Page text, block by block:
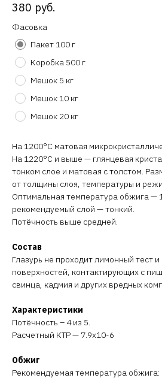
380 руб.
Фасовка
Пакет 100 г
Коробка 500 г
Мешок 5 кг
Мешок 10 кг
Мешок 20 кг
На 1200°C матовая
На 1220°C и выше — глянцевая
тонком слое и матовая с толстом.
от толщины слоя, температуры и
Оптимальная температура обжига —
рекомендуемый слой — тонкий.
Потёчность выше средней.
Состав
Глазурь не проходит лимонный тест
поверхностей, контактирующих с
свинца, кадмия и других вредных
Характеристики
Потёчность – 4 из 5.
Расчетный КТР — 7.9х10-6
Обжиг
Рекомендуемая температура